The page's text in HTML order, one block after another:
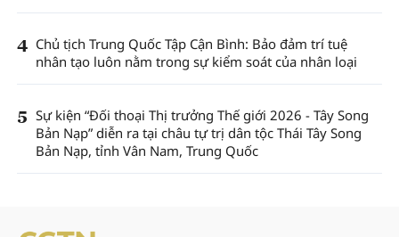
4 Chủ tịch Trung Quốc Tập Cận Bình: Bảo đảm trí tuệ
nhân tạo luôn nằm trong sự kiểm soát của nhân loại
5 Sự kiện “Đối thoại Thị trưởng Thế giới 2026 - Tây Song
Bản Nạp” diễn ra tại châu tự trị dân tộc Thái Tây Song
Bản Nạp, tỉnh Vân Nam, Trung Quốc